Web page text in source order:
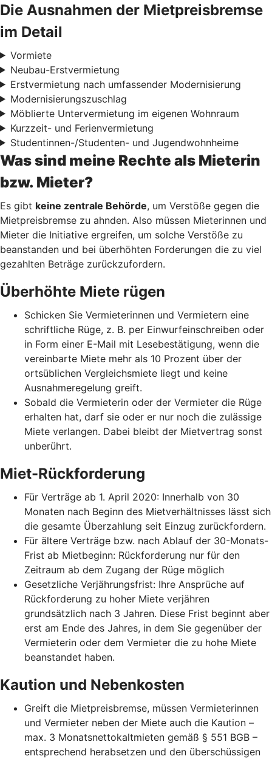
Die Ausnahmen der Mietpreisbremse
im Detail
Vormiete
Neubau-Erstvermietung
Erstvermietung nach umfassender Modernisierung
Modernisierungszuschlag
Möblierte Untervermietung im eigenen Wohnraum
Kurzzeit- und Ferienvermietung
Studentinnen-/Studenten- und Jugendwohnheime
Was sind meine Rechte als Mieterin
bzw. Mieter?
Es gibt keine zentrale Behörde, um Verstöße gegen die
Mietpreisbremse zu ahnden. Also müssen Mieterinnen und
Mieter die Initiative ergreifen, um solche Verstöße zu
beanstanden und bei überhöhten Forderungen die zu viel
gezahlten Beträge zurückzufordern.
Überhöhte Miete rügen
Schicken Sie Vermieterinnen und Vermietern eine
schriftliche Rüge, z. B. per Einwurfeinschreiben oder
in Form einer E-Mail mit Lesebestätigung, wenn die
vereinbarte Miete mehr als 10 Prozent über der
ortsüblichen Vergleichsmiete liegt und keine
Ausnahmeregelung greift.
Sobald die Vermieterin oder der Vermieter die Rüge
erhalten hat, darf sie oder er nur noch die zulässige
Miete verlangen. Dabei bleibt der Mietvertrag sonst
unberührt.
Miet-Rückforderung
Für Verträge ab 1. April 2020: Innerhalb von 30
Monaten nach Beginn des Mietverhältnisses lässt sich
die gesamte Überzahlung seit Einzug zurückfordern.
Für ältere Verträge bzw. nach Ablauf der 30-Monats-
Frist ab Mietbeginn: Rückforderung nur für den
Zeitraum ab dem Zugang der Rüge möglich
Gesetzliche Verjährungsfrist: Ihre Ansprüche auf
Rückforderung zu hoher Miete verjähren
grundsätzlich nach 3 Jahren. Diese Frist beginnt aber
erst am Ende des Jahres, in dem Sie gegenüber der
Vermieterin oder dem Vermieter die zu hohe Miete
beanstandet haben.
Kaution und Nebenkosten
Greift die Mietpreisbremse, müssen Vermieterinnen
und Vermieter neben der Miete auch die Kaution –
max. 3 Monatsnettokaltmieten gemäß § 551 BGB –
entsprechend herabsetzen und den überschüssigen